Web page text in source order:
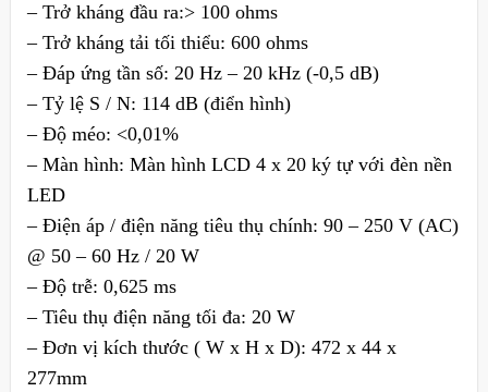
– Trở kháng đầu ra:> 100 ohms
– Trở kháng tải tối thiểu: 600 ohms
– Đáp ứng tần số: 20 Hz – 20 kHz (-0,5 dB)
– Tỷ lệ S / N: 114 dB (điển hình)
– Độ méo: <0,01%
– Màn hình: Màn hình LCD 4 x 20 ký tự với đèn nền
LED
– Điện áp / điện năng tiêu thụ chính: 90 – 250 V (AC)
@ 50 – 60 Hz / 20 W
– Độ trễ: 0,625 ms
– Tiêu thụ điện năng tối đa: 20 W
– Đơn vị kích thước ( W x H x D): 472 x 44 x
277mm